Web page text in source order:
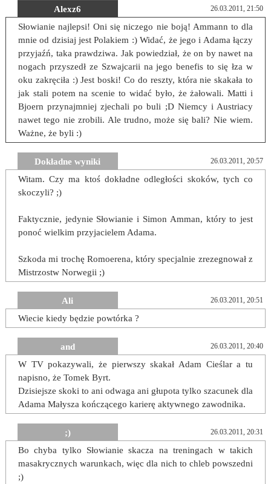
Alexz6 26.03.2011, 21:50
Słowianie najlepsi! Oni się niczego nie boją! Ammann to dla
mnie od dzisiaj jest Polakiem :) Widać, że jego i Adama łączy
przyjaźń, taka prawdziwa. Jak powiedział, że on by nawet na
nogach przyszedł ze Szwajcarii na jego benefis to się łza w
oku zakręciła :) Jest boski! Co do reszty, która nie skakała to
jak stali potem na scenie to widać było, że żałowali. Matti i
Bjoern przynajmniej zjechali po buli ;D Niemcy i Austriacy
nawet tego nie zrobili. Ale trudno, może się bali? Nie wiem.
Ważne, że byli :)
Dokładne wyniki 26.03.2011, 20:57
Witam. Czy ma ktoś dokładne odległości skoków, tych co
skoczyli? ;)
Faktycznie, jedynie Słowianie i Simon Amman, który to jest
ponoć wielkim przyjacielem Adama.
Szkoda mi trochę Romoerena, który specjalnie zrezegnował z
Mistrzostw Norwegii ;)
Ali 26.03.2011, 20:51
Wiecie kiedy będzie powtórka ?
and 26.03.2011, 20:40
W TV pokazywali, że pierwszy skakał Adam Cieślar a tu
napisno, że Tomek Byrt.
Dzisiejsze skoki to ani odwaga ani głupota tylko szacunek dla
Adama Małysza kończącego karierę aktywnego zawodnika.
;) 26.03.2011, 20:31
Bo chyba tylko Słowianie skacza na treningach w takich
masakrycznych warunkach, więc dla nich to chleb powszedni
;)